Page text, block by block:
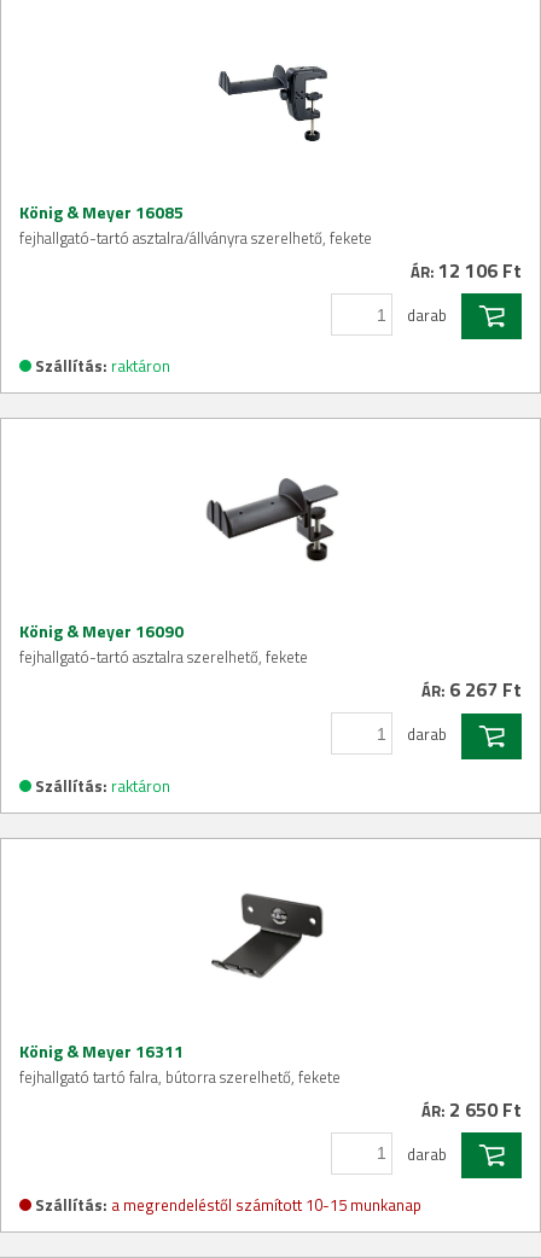
König & Meyer 16085
fejhallgató-tartó asztalra/állványra szerelhető, fekete
ÁR: 12 106 Ft
darab
Szállítás: raktáron
König & Meyer 16090
fejhallgató-tartó asztalra szerelhető, fekete
ÁR: 6 267 Ft
darab
Szállítás: raktáron
König & Meyer 16311
fejhallgató tartó falra, bútorra szerelhető, fekete
ÁR: 2 650 Ft
darab
Szállítás: a megrendeléstől számított 10-15 munkanap